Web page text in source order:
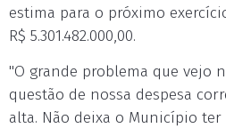
estima para o próximo
R$ 5.301.482.000,00.
"O grande problema que vejo
questão de nossa despesa
alta. Não deixa o Município ter